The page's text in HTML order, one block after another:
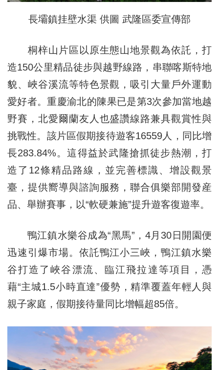
長壩鎮挂壁水渠 供圖 武隆區委宣傳部
桐梓山片區以原生態山地景觀為依託，打
造150公里精品徒步與越野線路，串聯喀斯特地
貌、峽谷溪流等特色景觀，吸引大量戶外運動
愛好者。重慶渝北的陳果已是第3次參加當地越
野賽，北愛爾蘭友人也盛讚線路兼具觀賞性與
挑戰性。該片區假期接待遊客16559人，同比增
長283.84%。這得益於武隆搶抓徒步熱潮，打
造了12條精品路線，並完善標識、增設觀景
臺，提供嚮導與諮詢服務，聯合俱樂部開發産
品、舉辦賽事，以“軟硬兼施”提升遊客復遊率。
鴨江鎮水樂谷成為“黑馬”，4月30日開園便
迅速引爆市場。依託鴨江小三峽，鴨江鎮水樂
谷打造了峽谷漂流、臨江飛拉達等項目，憑
藉“主城1.5小時直達”優勢，精準覆蓋年輕人與
親子家庭，假期接待量同比增幅超85倍。